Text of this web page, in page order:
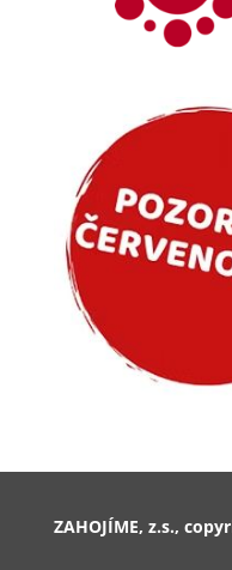
ZAHOJÍME, z.s.,